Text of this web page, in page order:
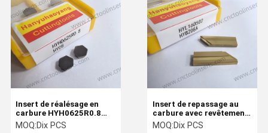
Insert de réalésage en
carbure HYH0625R0.8
HY08 non revêtu, adapté
à l'usinage de l'aluminium
MOQ:Dix PCS
Insert de repassage au
carbure avec revêtement
PVD HYL160502 HYB208A
Idéal pour les matériaux
MOQ:Dix PCS